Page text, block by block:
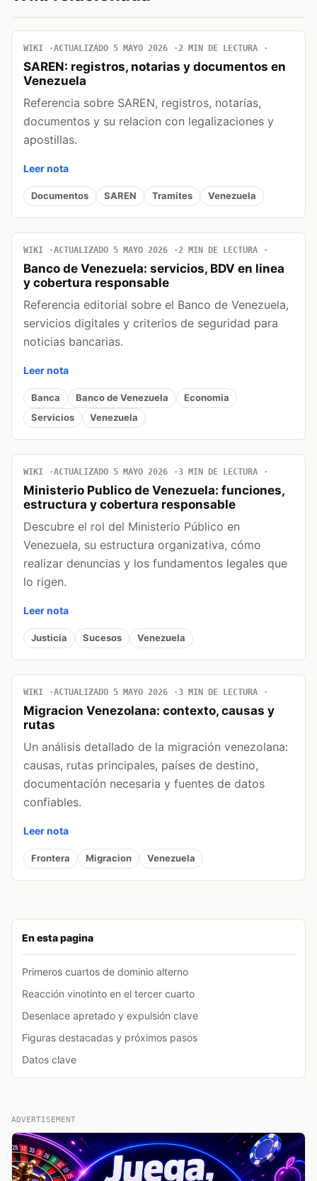
En esta pagina
Primeros cuartos de dominio alterno
Reacción vinotinto en el tercer cuarto
Desenlace apretado y expulsión clave
Figuras destacadas y próximos pasos
Datos clave
WIKI ACTUALIZADO 5 MAYO 2026 2 MIN DE LECTURA
SAREN: registros, notarias y documentos en
Venezuela
Referencia sobre SAREN, registros, notarias,
documentos y su relacion con legalizaciones y
apostillas.
Leer nota
Documentos SAREN Tramites Venezuela
WIKI ACTUALIZADO 5 MAYO 2026 2 MIN DE LECTURA
Banco de Venezuela: servicios, BDV en linea
y cobertura responsable
Referencia editorial sobre el Banco de Venezuela,
servicios digitales y criterios de seguridad para
noticias bancarias.
Leer nota
Banca Banco de Venezuela
Economia
Servicios
Venezuela
WIKI ACTUALIZADO 5 MAYO 2026 3 MIN DE LECTURA
Ministerio Publico de Venezuela: funciones,
estructura y cobertura responsable
Descubre el rol del Ministerio Público en
Venezuela, su estructura organizativa, cómo
realizar denuncias y los fundamentos legales que
lo rigen.
Leer nota
Justicia Sucesos Venezuela
WIKI ACTUALIZADO 5 MAYO 2026 3 MIN DE LECTURA
Migracion Venezolana: contexto, causas y
rutas
Un análisis detallado de la migración venezolana:
causas, rutas principales, países de destino,
documentación necesaria y fuentes de datos
confiables.
Leer nota
Frontera Migracion Venezuela
ADVERTISEMENT